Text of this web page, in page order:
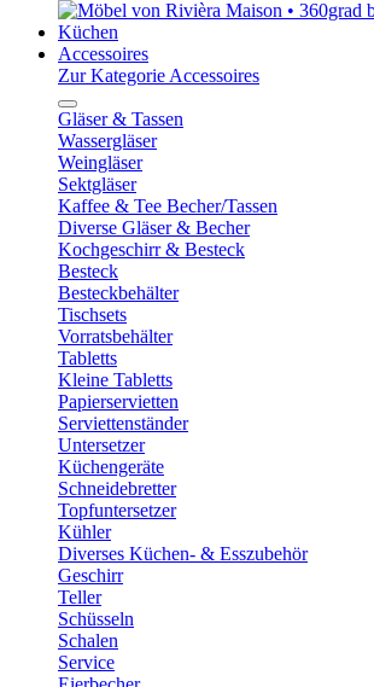
Küchen
Accessoires
Zur Kategorie Accessoires
Gläser & Tassen
Wassergläser
Weingläser
Sektgläser
Kaffee & Tee Becher/Tassen
Diverse Gläser & Becher
Kochgeschirr & Besteck
Besteck
Besteckbehälter
Tischsets
Vorratsbehälter
Tabletts
Kleine Tabletts
Papierservietten
Serviettenständer
Untersetzer
Küchengeräte
Schneidebretter
Topfuntersetzer
Kühler
Diverses Küchen- & Esszubehör
Geschirr
Teller
Schüsseln
Schalen
Service